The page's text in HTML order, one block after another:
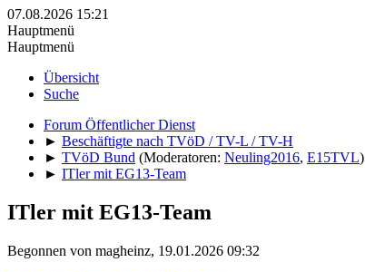
07.08.2026 15:21
Hauptmenü
Hauptmenü
Übersicht
Suche
Forum Öffentlicher Dienst
► Beschäftigte nach TVöD / TV-L / TV-H
► TVöD Bund (Moderatoren: Neuling2016, E15TVL)
► ITler mit EG13-Team
ITler mit EG13-Team
Begonnen von magheinz, 19.01.2026 09:32